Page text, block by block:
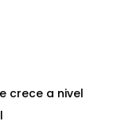
crece a nivel